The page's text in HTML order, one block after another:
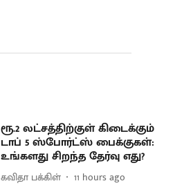
ரூ.2 லட்சத்திற்குள் கிடைக்கும்
டாப் 5 ஸ்போர்ட்ஸ் பைக்குகள்:
உங்களது சிறந்த தேர்வு எது?
கவிதா பக்கிள் 11 hours ago